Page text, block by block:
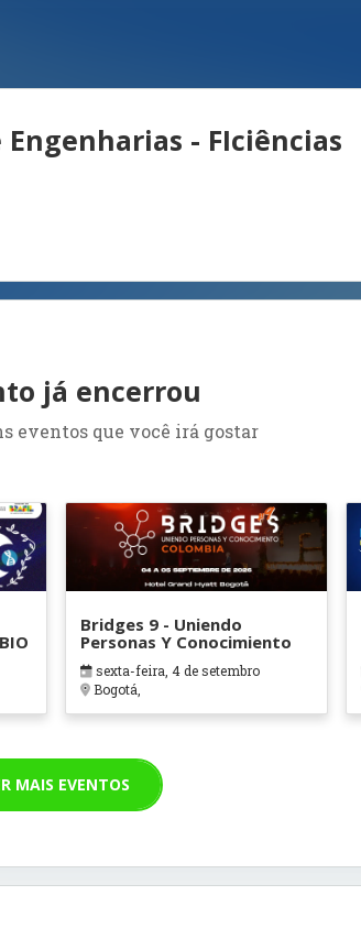
- FIciências
já encerrou
eventos que você irá gostar
Bridges 9 - Uniendo
Personas Y Conocimiento
sexta-feira, 4 de setembro
Bogotá,
MAIS EVENTOS